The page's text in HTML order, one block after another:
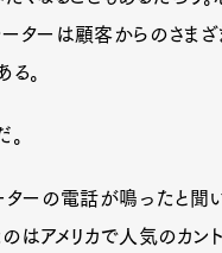
ターは顧客からのさま
る。
。
ターの電話が鳴ったと
はアメリカで人気のカン